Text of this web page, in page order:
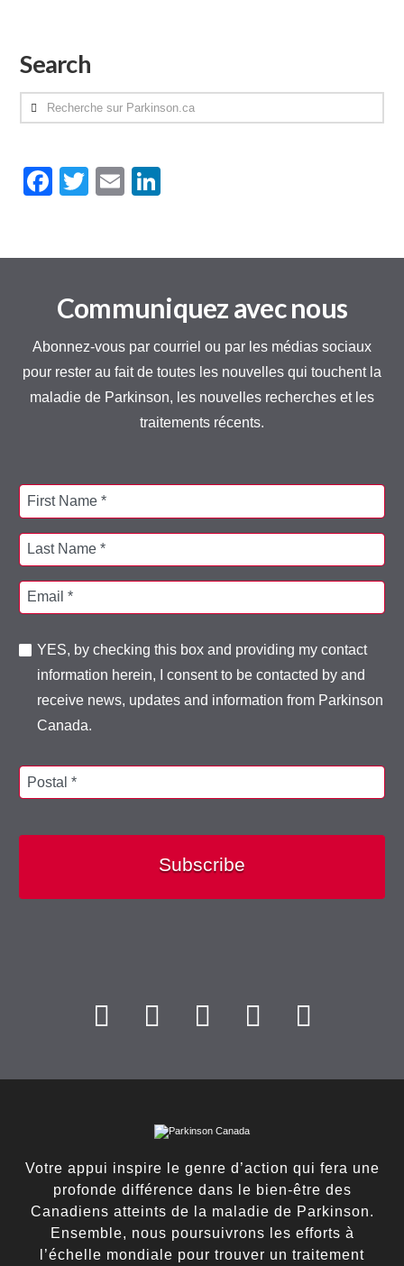
Search
Recherche
sur
Facebook
TwitterEmail
Communiquez avec nous
Abonnez-vous par courriel ou par les médias sociaux
pour rester au fait de toutes les nouvelles qui touchent la
maladie de Parkinson, les nouvelles recherches et les
traitements récents.
First Name *
Last Name *
Email *
YES, by checking this box and providing my contact
information herein, I consent to be contacted by and
receive news, updates and information from Parkinson
Canada.
Postal *
Subscribe
Votre appui inspire le genre d’action qui fera une
profonde différence dans le bien-être des
Canadiens atteints de la maladie de Parkinson.
Ensemble, nous poursuivrons les efforts à
l’échelle mondiale pour trouver un traitement